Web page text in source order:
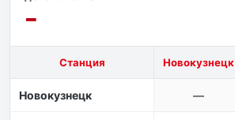
Станция Новокузнецк
Новокузнецк —